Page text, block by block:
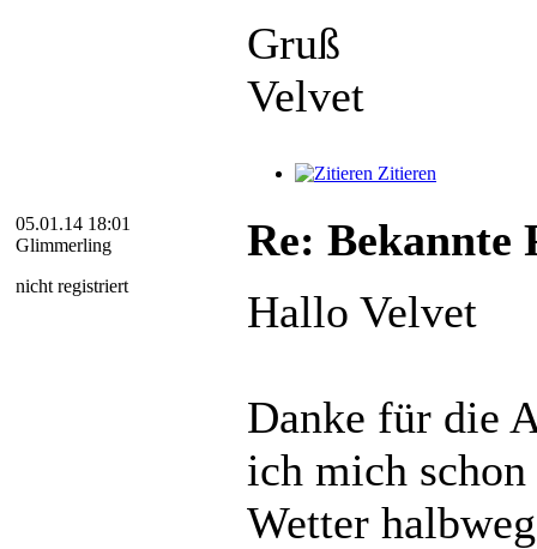
Gruß
Velvet
Zitieren
05.01.14 18:01
Glimmerling
nicht registriert
Re: Bekannte
Hallo Velvet
Danke für die
ich mich
Wetter